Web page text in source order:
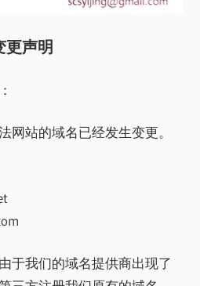
更声明
网站的域名已经发生变更。
于我们的域名提供商出现了